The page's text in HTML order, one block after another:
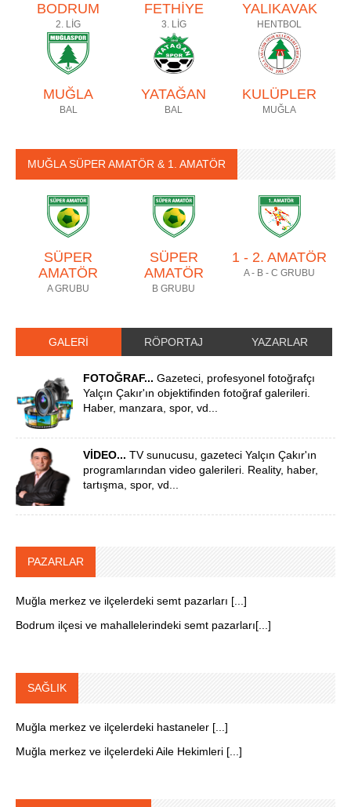
BODRUM
2. LİG
FETHİYE
3. LİG
YALIKAVAK
HENTBOL
MUĞLA
BAL
YATAĞAN
BAL
KULÜPLER
MUĞLA
MUĞLA SÜPER AMATÖR & 1. AMATÖR
SÜPER
AMATÖR
A GRUBU
SÜPER
AMATÖR
B GRUBU
1 - 2. AMATÖR
A - B - C GRUBU
GALERİ RÖPORTAJ YAZARLAR
FOTOĞRAF... Gazeteci, profesyonel fotoğrafçı
Yalçın Çakır'ın objektifinden fotoğraf galerileri.
Haber, manzara, spor, vd...
VİDEO... TV sunucusu, gazeteci Yalçın Çakır'ın
programlarından video galerileri. Reality, haber,
tartışma, spor, vd...
PAZARLAR
Muğla merkez ve ilçelerdeki semt pazarları [...]
Bodrum ilçesi ve mahallelerindeki semt pazarları[...]
SAĞLIK
Muğla merkez ve ilçelerdeki hastaneler [...]
Muğla merkez ve ilçelerdeki Aile Hekimleri [...]